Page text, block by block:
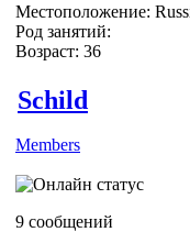
Местоположение:
Род занятий:
Возраст: 36
Schild
Members
9 сообщений